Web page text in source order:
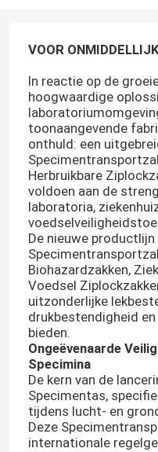
VOOR
In reactie op de
hoogwaardige
toonaangevende
onthuld: een
Herbruikbare
voldoen aan de
laboratoria,
De nieuwe
Biohazardzakken,
Voedsel
uitzonderlijke
drukbestendigheid
bieden.
Ongeëvenaarde
Specimina
De kern van de
Specimentas,
tijdens lucht- en
Deze
internationale